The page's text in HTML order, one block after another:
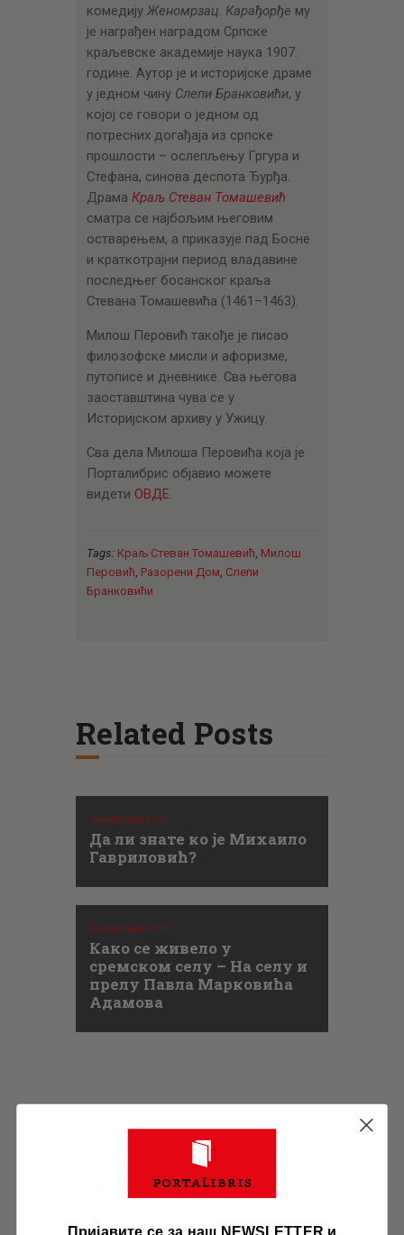
комедију Женомрзац. Карађорђе му
је награђен наградом Српске
краљевске академије наука 1907.
године. Аутор је и историјске драме
у једном чину Слепи Бранковићи, у
којој се говори о једном од
потресних догађаја из српске
прошлости – ослепљењу Гргура и
Стефана, синова деспота Ђурђа.
Драма Краљ Стеван Томашевић
сматра се најбољим његовим
остварењем, а приказује пад Босне
и краткотрајни период владавине
последњег босанског краља
Стевана Томашевића (1461–1463).
Милош Перовић такође је писао
филозофске мисли и афоризме,
путописе и дневнике. Сва његова
заоставштина чува се у
Историјском архиву у Ужицу.
Сва дела Милоша Перовића која је
Порталибрис објавио можете
видети ОВДЕ.
Tags: Краљ Стеван Томашевић Милош
Перовић Разорени Дом Слепи
Бранковићи
Related Posts
Занимљивости
Да ли знате ко је Михаило
Гавриловић?
Занимљивости
Како се живело у
сремском селу – На селу и
прелу Павла Марковића
Адамова
Оставите ваш
коментар
Пријавите се за наш NEWSLETTER и